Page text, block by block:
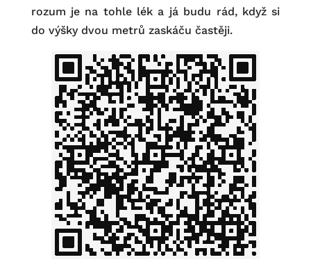
rozum je na tohle lék a já budu rád, když si
do výšky dvou metrů zaskáču častěji.